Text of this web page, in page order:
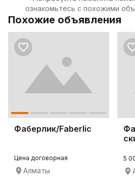
ознакомьтесь с похожими
Похожие объявления
Фаберлик/Faberlic
Цена договорная
Алматы
5